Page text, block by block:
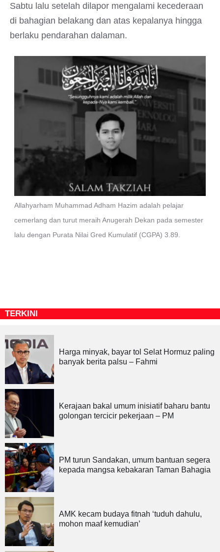
Sabtu lalu setelah dilapor mengalami kecederaan
di bahagian belakang dan atas kepalanya hingga
berlaku pendarahan dalaman.
Allahyarham Muhammad Adham Hazim adalah pelajar
cemerlang dan turut meraih Anugerah Dekan pada semester
lalu dengan Purata Nilai Gred Kumulatif (CGPA) 3.89.
TERKINI
Harga minyak, bayar tol Selat Hormuz paling
banyak berita palsu – Fahmi
Kerajaan bakal umum inisiatif baharu bantu
golongan tercicir pekerjaan – PM
PM turun Sandakan, umum bantuan segera
kepada mangsa kebakaran Taman Bahagia
AMK kecam budaya fitnah ‘tuduh dahulu,
mohon maaf kemudian’